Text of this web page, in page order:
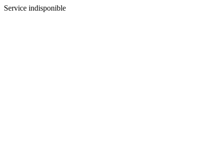
Service indisponible